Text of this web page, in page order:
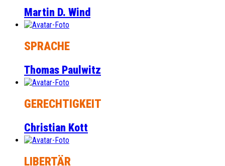
Martin D. Wind
SPRACHE
Thomas Paulwitz
GERECHTIGKEIT
Christian Kott
LIBERTÄR